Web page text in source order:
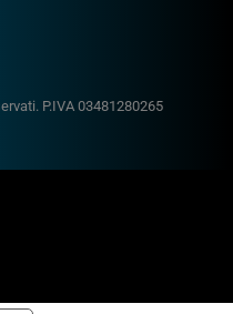
P.IVA 03481280265